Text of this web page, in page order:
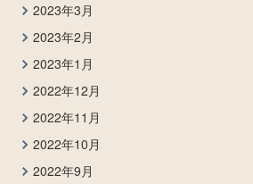
2023年3月
2023年2月
2023年1月
2022年12月
2022年11月
2022年10月
2022年9月